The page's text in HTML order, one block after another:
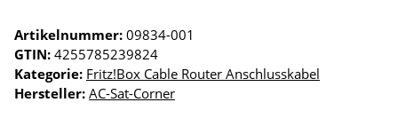
Artikelnummer: 09834-001
GTIN: 4255785239824
Kategorie: Fritz!Box Cable Router Anschlusskabel
Hersteller: AC-Sat-Corner